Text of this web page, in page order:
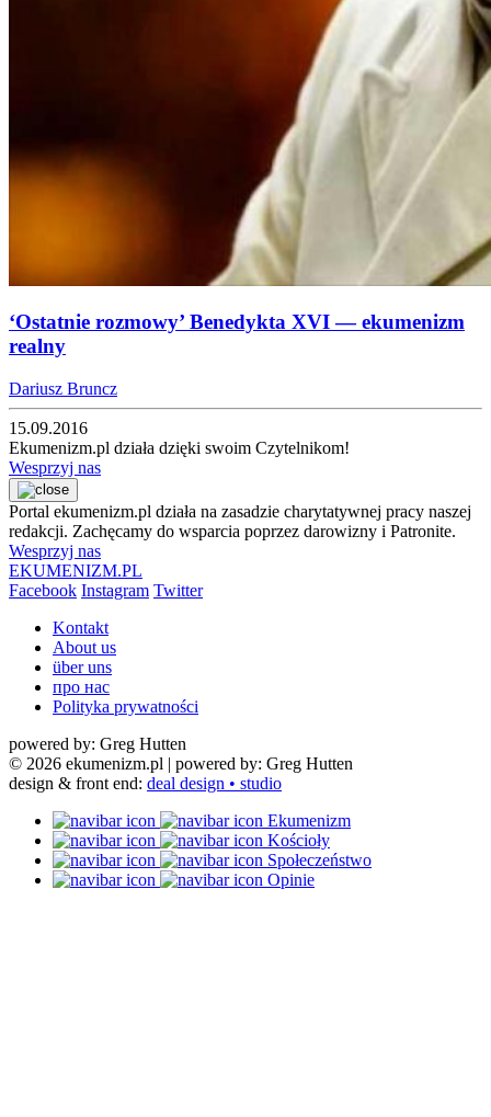
‘Ostatnie rozmowy’ Benedykta XVI — ekumenizm
realny
Dariusz Bruncz
15.09.2016
Ekumenizm.pl działa dzięki swoim Czytelnikom!
Wesprzyj nas
Portal ekumenizm.pl działa na zasadzie charytatywnej pracy naszej
redakcji. Zachęcamy do wsparcia poprzez darowizny i Patronite.
Wesprzyj nas
EKUMENIZM.PL
Facebook Instagram Twitter
Kontakt
About us
über uns
про нас
Polityka prywatności
powered by: Greg Hutten
© 2026 ekumenizm.pl | powered by: Greg Hutten
design & front end: deal design • studio
Ekumenizm
Kościoły
Społeczeństwo
Opinie